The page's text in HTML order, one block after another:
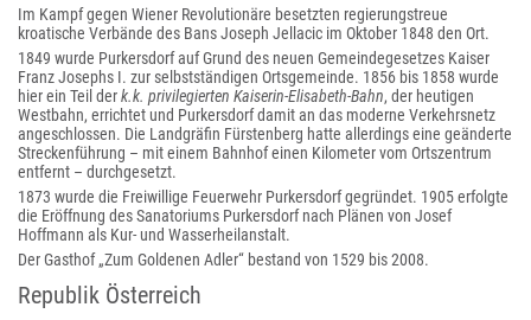
Im Kampf gegen Wiener Revolutionäre besetzten regierungstreue
kroatische Verbände des Bans Joseph Jellacic im Oktober 1848 den Ort.
1849 wurde Purkersdorf auf Grund des neuen Gemeindegesetzes Kaiser
Franz Josephs I. zur selbstständigen Ortsgemeinde. 1856 bis 1858 wurde
hier ein Teil derk.k. privilegierten Kaiserin-Elisabeth-Bahn, der heutigen
Westbahn, errichtet und Purkersdorf damit an das moderne Verkehrsnetz
angeschlossen. Die Landgräfin Fürstenberg hatte allerdings eine geänderte
Streckenführung – mit einem Bahnhof einen Kilometer vom Ortszentrum
entfernt – durchgesetzt.
1873 wurde die Freiwillige Feuerwehr Purkersdorf gegründet. 1905 erfolgte
die Eröffnung des Sanatoriums Purkersdorf nach Plänen von Josef
Hoffmann als Kur- und Wasserheilanstalt.
Der Gasthof „Zum Goldenen Adler“ bestand von 1529 bis 2008.
Republik Österreich